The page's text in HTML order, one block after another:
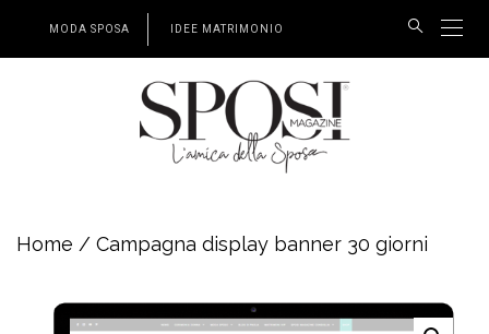
MODA SPOSA IDEE MATRIMONIO
Home / Campagna display banner 30 giorni